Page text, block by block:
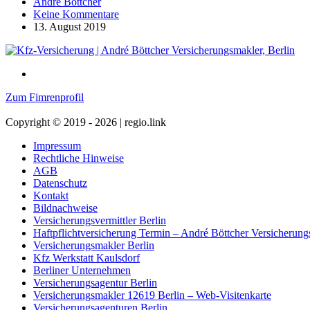
Keine Kommentare
13. August 2019
Zum Fimrenprofil
Copyright © 2019 - 2026 | regio.link
Impressum
Rechtliche Hinweise
AGB
Datenschutz
Kontakt
Bildnachweise
Versicherungsvermittler Berlin
Haftpflichtversicherung Termin – André Böttcher
Versicherungsmakler Berlin
Kfz Werkstatt Kaulsdorf
Berliner Unternehmen
Versicherungsagentur Berlin
Versicherungsmakler 12619 Berlin – Web-Visitenkarte